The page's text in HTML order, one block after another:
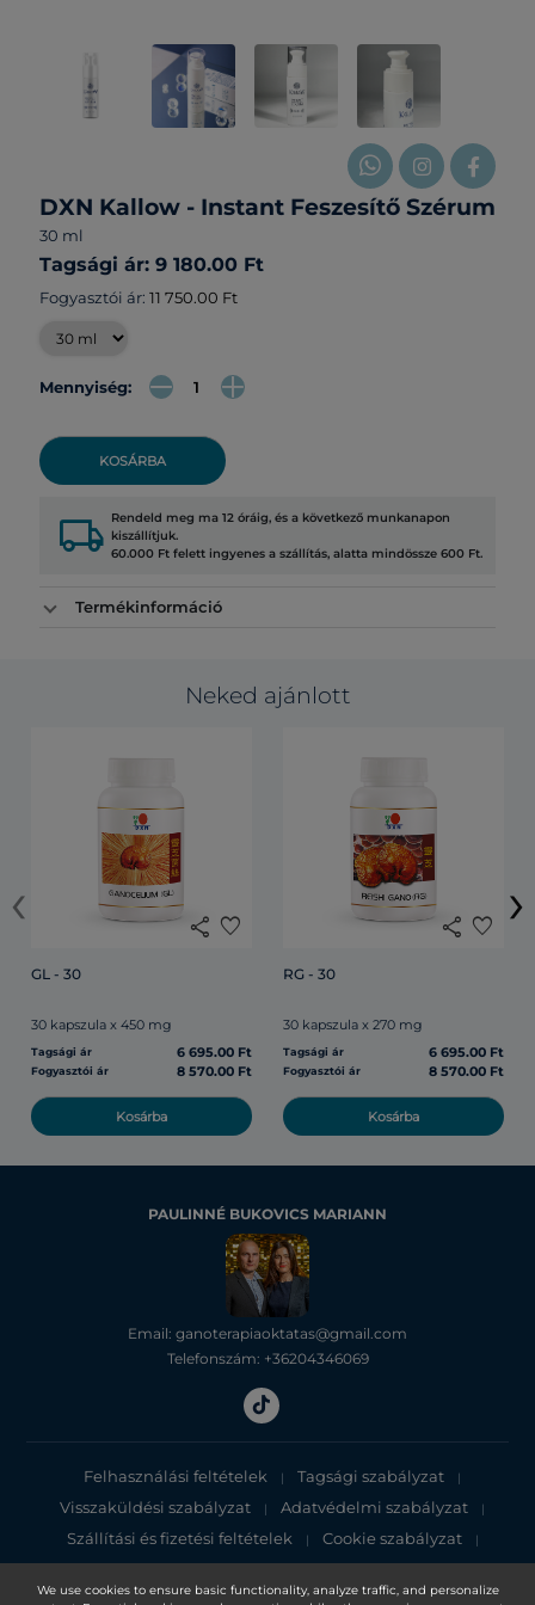
We use cookies to ensure basic functionality, analyze traffic, and personalize
DXN Kallow - Instant Feszesítő Szérum
30 ml
Tagsági ár: 9 180.00 Ft
Fogyasztói ár: 11 750.00 Ft
Mennyiség:
KOSÁRBA
local_shipping Rendeld meg ma 12 óráig, és a következő munkanapon
kiszállítjuk.
60.000 Ft felett ingyenes a szállítás, alatta mindössze 600 Ft.
Termékinformáció
Neked ajánlott
share favorite
GL - 30
30 kapszula x 450 mg
Tagsági ár 6 695.00 Ft
Fogyasztói ár 8 570.00 Ft
Kosárba
share favorite
RG - 30
30 kapszula x 270 mg
Tagsági ár 6 695.00 Ft
Fogyasztói ár 8 570.00 Ft
Kosárba
‹ ›
PAULINNÉ BUKOVICS MARIANN
Email: ganoterapiaoktatas@gmail.com
Telefonszám: +36204346069
Felhasználási feltételek | Tagsági szabályzat |
Visszaküldési szabályzat | Adatvédelmi szabályzat |
Szállítási és fizetési feltételek | Cookie szabályzat |
Adatvédelmi tájékoztató